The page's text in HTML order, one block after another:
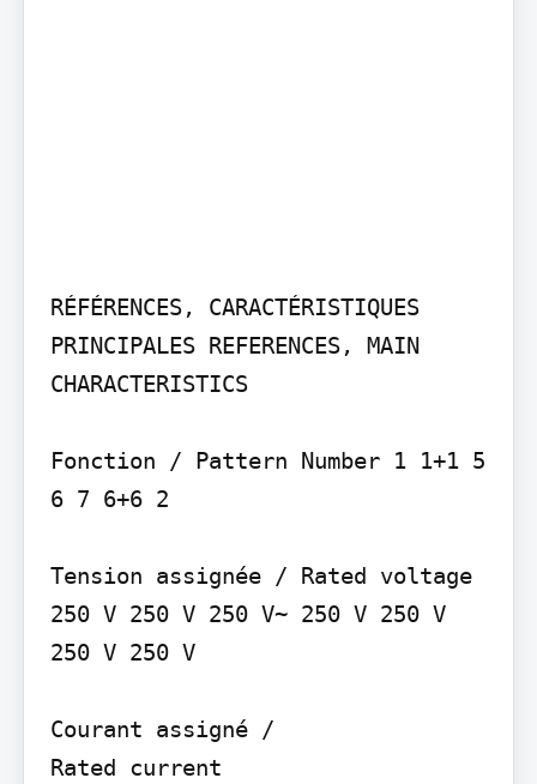
RÉFÉRENCES, CARACTÉRISTIQUES
PRINCIPALES REFERENCES, MAIN
CHARACTERISTICS
Fonction / Pattern Number 1 1+1 5
6 7 6+6 2
Tension assignée / Rated voltage
250 V 250 V 250 V~ 250 V 250 V
250 V 250 V
Courant assigné /
Rated current